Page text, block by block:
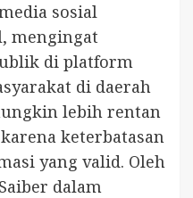
sosial
mengingat
di platform
di daerah
lebih rentan
keterbatasan
yang valid. Oleh
dalam